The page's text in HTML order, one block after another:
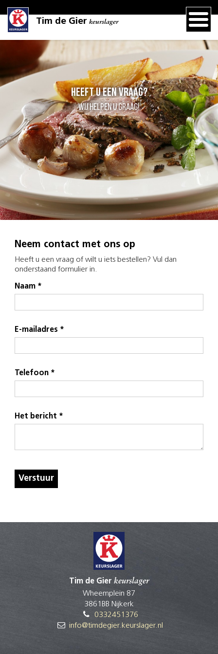
Tim de Gier keurslager
Heeft u een vraag?
Wij helpen u graag!
Neem contact met ons op
Heeft u een vraag of wilt u iets bestellen? Vul dan
onderstaand formulier in.
Naam *
E-mailadres *
Telefoon *
Het bericht *
Verstuur
Tim de Gier keurslager
Wheemplein 87
3861BB Nijkerk
0332451376
info@timdegier.keurslager.nl